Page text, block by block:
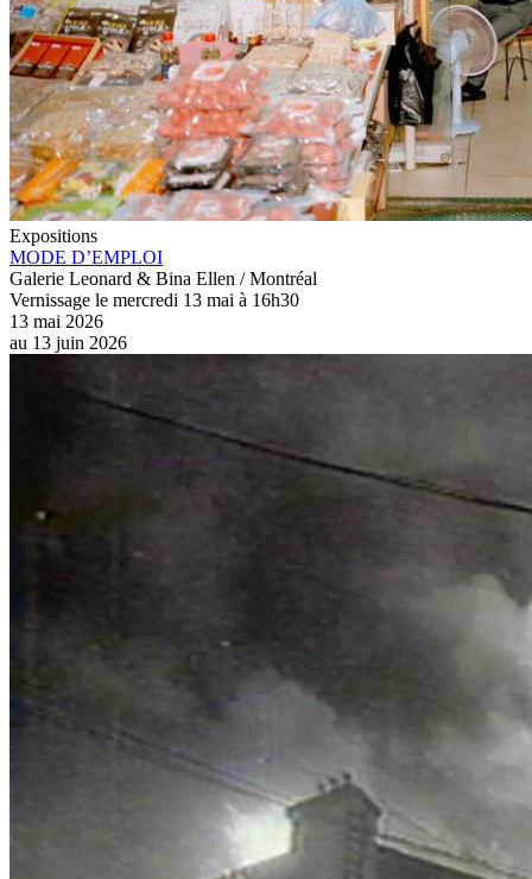
Expositions
MODE D’EMPLOI
Galerie Leonard & Bina Ellen / Montréal
Vernissage le mercredi 13 mai à 16h30
13 mai 2026
au 13 juin 2026